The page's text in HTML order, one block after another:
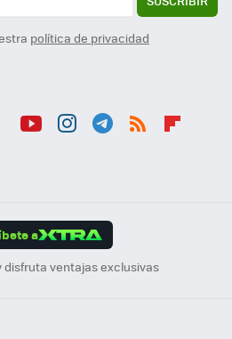
política de privacidad
a
disfruta ventajas exclusivas